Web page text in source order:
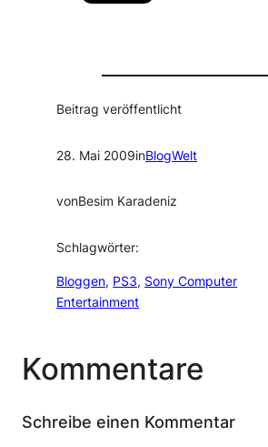
Beitrag veröffentlicht
28. Mai 2009inBlogWelt
vonBesim Karadeniz
Schlagwörter:
Bloggen, PS3, Sony Computer
Entertainment
Kommentare
Schreibe einen Kommentar